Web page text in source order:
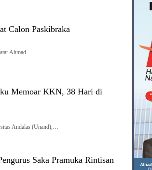
Calon Paskibraka
Ahmad…
Memoar KKN, 38 Hari di
Andalas (Unand),…
Saka Pramuka Rintisan